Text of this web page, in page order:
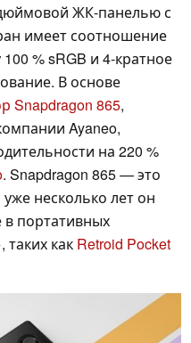
ЖК-панелью с
имеет соотношение
% sRGB и 4-кратное
В основе
Snapdragon 865,
Ayaneo,
на 220 %
. Snapdragon 865 — это
несколько лет он
портативных
таких как Retroid Pocket